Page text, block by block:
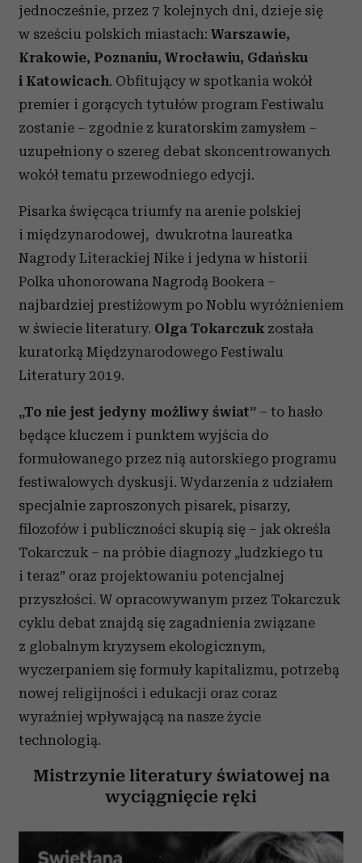
jednocześnie, przez 7 kolejnych dni, dzieje się
w sześciu polskich miastach: Warszawie,
Krakowie, Poznaniu, Wrocławiu, Gdańsku
i Katowicach. Obfitujący w spotkania wokół
premier i gorących tytułów program Festiwalu
zostanie – zgodnie z kuratorskim zamysłem –
uzupełniony o szereg debat skoncentrowanych
wokół tematu przewodniego edycji.
Pisarka święcąca triumfy na arenie polskiej
i międzynarodowej, dwukrotna laureatka
Nagrody Literackiej Nike i jedyna w historii
Polka uhonorowana Nagrodą Bookera –
najbardziej prestiżowym po Noblu wyróżnieniem
w świecie literatury. Olga Tokarczuk została
kuratorką Międzynarodowego Festiwalu
Literatury 2019.
„To nie jest jedyny możliwy świat” – to hasło
będące kluczem i punktem wyjścia do
formułowanego przez nią autorskiego programu
festiwalowych dyskusji. Wydarzenia z udziałem
specjalnie zaproszonych pisarek, pisarzy,
filozofów i publiczności skupią się – jak określa
Tokarczuk – na próbie diagnozy „ludzkiego tu
i teraz” oraz projektowaniu potencjalnej
przyszłości. W opracowywanym przez Tokarczuk
cyklu debat znajdą się zagadnienia związane
z globalnym kryzysem ekologicznym,
wyczerpaniem się formuły kapitalizmu, potrzebą
nowej religijności i edukacji oraz coraz
wyraźniej wpływającą na nasze życie
technologią.
Mistrzynie literatury światowej na
wyciągnięcie ręki